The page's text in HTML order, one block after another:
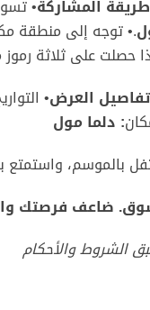
طريقة المشاركة•
.•توجه إلى منطقة
حصلت على ثلاثة
تفاصيل العرض•
: دلما مول
بالموسم، واستمتع
ضاعف فرصتك
الشروط والأحكام